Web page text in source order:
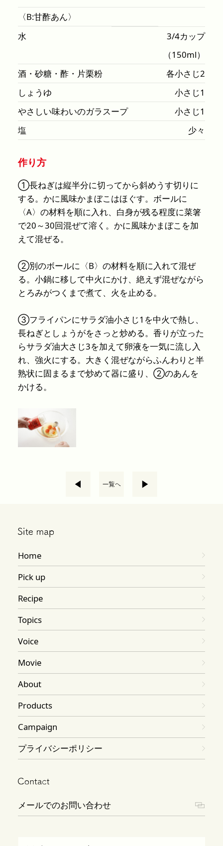
〈B:甘酢あん〉
水
3/4カップ
（150ml）
酒・砂糖・酢・片栗粉
各小さじ2
しょうゆ
小さじ1
やさしい味わいのガラスープ
小さじ1
塩
少々
作り方
①長ねぎは縦半分に切ってから斜めうす切りに
する。かに風味かまぼこはほぐす。ボールに
〈A〉の材料を順に入れ、白身が残る程度に菜箸
で20～30回混ぜて溶く。かに風味かまぼこを加
えて混ぜる。
②別のボールに〈B〉の材料を順に入れて混ぜ
る。小鍋に移して中火にかけ、絶えず混ぜながら
とろみがつくまで煮て、火を止める。
③フライパンにサラダ油小さじ1を中火で熱し、
長ねぎとしょうがをさっと炒める。香りが立った
らサラダ油大さじ3を加えて卵液を一気に流し入
れ、強火にする。大きく混ぜながらふんわりと半
熟状に固まるまで炒めて器に盛り、②のあんを
かける。
Home
Pick up
Recipe
Topics
Voice
Movie
About
Products
Campaign
プライバシーポリシー
メールでのお問い合わせ